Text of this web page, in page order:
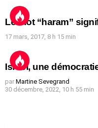
Le mot “haram”
17 mars, 2017, 8 h 15 min
Israël, une
par Martine Sevegrand
30 décembre, 2022, 10 h 55 min